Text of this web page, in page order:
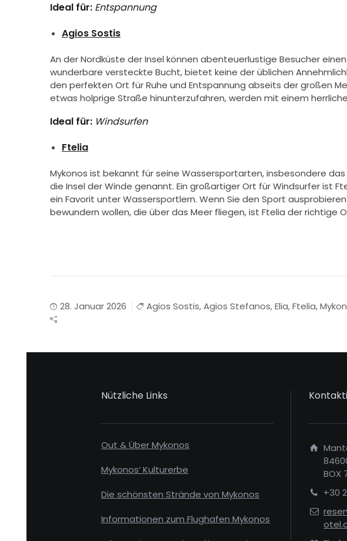
Ideal für: Entspannung
Agios Sostis
An der Nordküste der Insel können abenteuerlustige Besucher
wunderbare versteckte Bucht, bietet keine der üblichen
den perfekten Ort für Ruhe und Entspannung abseits der großen
etwas holprige Straße hinunterzufahren, werden mit einem
Ideal für: Windsurfen
Ftelia
Mykonos ist bekannt für seine Wassersportarten, insbesondere
die Insel der Winde genannt. Ein großartiger Ort für Windsurfer ist
ein Favorit unter Wassersportlern. Wenn Sie den Sport
bewundern wollen, die über das Meer fliegen, ist Ftelia der richtige
28. Januar 2026 Agios Sostis,Agios Stefanos,Elia,Ftelia,
Nützliche Links
Out & Über Mykonos
Mykonos‘ Kulturerbe
Die schönsten Strände von Mykonos
Informationen zum Flughafen Mykonos
BOX
+30